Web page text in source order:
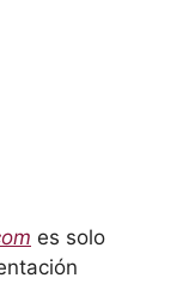
es solo